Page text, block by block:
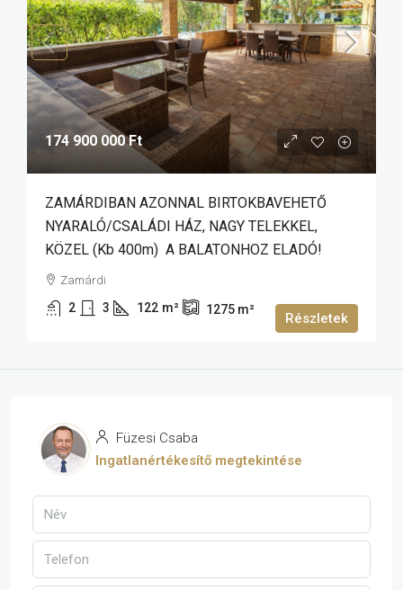
174 900 000 Ft
ZAMÁRDIBAN AZONNAL BIRTOKBAVEHETŐ
NYARALÓ/CSALÁDI HÁZ, NAGY TELEKKEL,
KÖZEL (kb 400m) A BALATONHOZ ELADÓ!
Zamárdi
2 3 122 m² 1275 m²
Részletek
Füzesi Csaba
Ingatlanértékesítő megtekintése